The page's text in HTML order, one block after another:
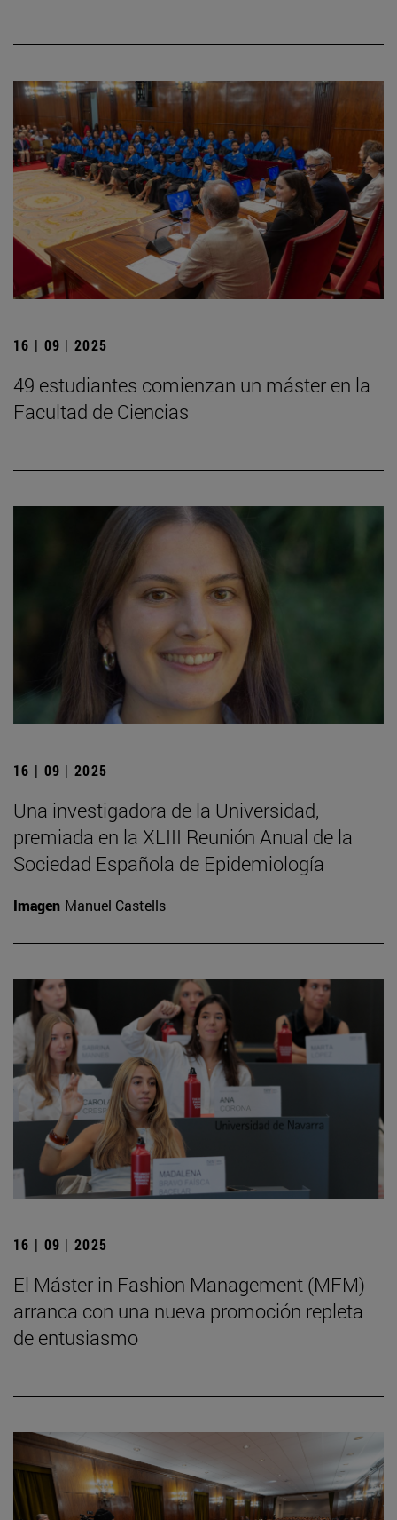
16 | 09 | 2025
49 estudiantes comienzan un máster en la
Facultad de Ciencias
16 | 09 | 2025
Una investigadora de la Universidad,
premiada en la XLIII Reunión Anual de la
Sociedad Española de Epidemiología
Imagen Manuel Castells
16 | 09 | 2025
El Máster in Fashion Management (MFM)
arranca con una nueva promoción repleta
de entusiasmo